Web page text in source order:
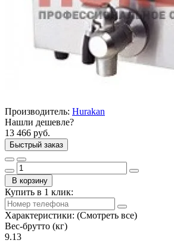
Производитель: Hurakan
Нашли дешевле?
13 466 руб.
Быстрый заказ
В корзину
Купить в 1 клик:
Характеристики: (Смотреть все)
Вес-брутто (кг)
9.13